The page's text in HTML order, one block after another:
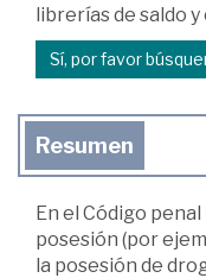
librerías de saldo y
Sí, por favor
Resumen
En el Código
posesión (por
la posesión de